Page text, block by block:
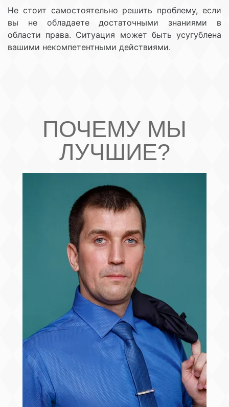
Не стоит самостоятельно решить проблему, если
вы не обладаете достаточными знаниями в
области права. Ситуация может быть усугублена
вашими некомпетентными действиями.
ПОЧЕМУ МЫ
ЛУЧШИЕ?